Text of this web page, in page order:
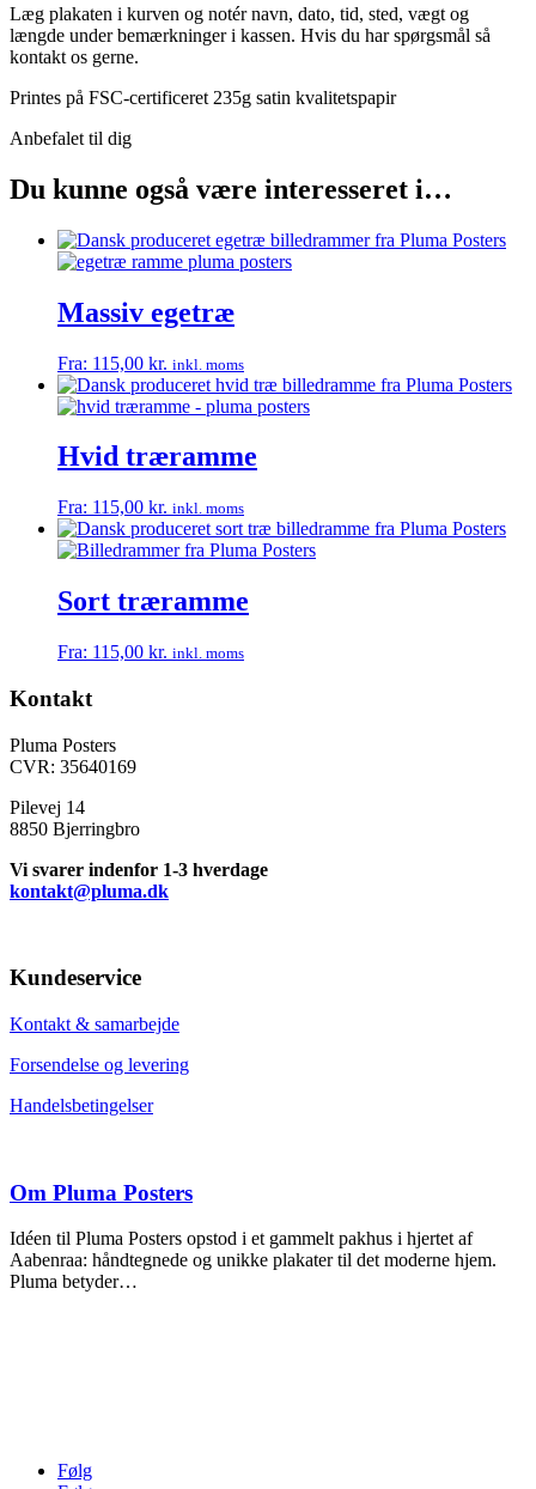
Læg plakaten i kurven og notér navn, dato, tid, sted, vægt og
længde under bemærkninger i kassen. Hvis du har spørgsmål så
kontakt os gerne.
Printes på FSC-certificeret 235g satin kvalitetspapir
Anbefalet til dig
Du kunne også være interesseret i…
Massiv egetræ
Fra: 115,00 kr. inkl. moms
Hvid træramme
Fra: 115,00 kr. inkl. moms
Sort træramme
Fra: 115,00 kr. inkl. moms
Kontakt
Pluma Posters
CVR: 35640169
Pilevej 14
8850 Bjerringbro
Vi svarer indenfor 1-3 hverdage
kontakt@pluma.dk
Kundeservice
Kontakt & samarbejde
Forsendelse og levering
Handelsbetingelser
Om Pluma Posters
Idéen til Pluma Posters opstod i et gammelt pakhus i hjertet af
Aabenraa: håndtegnede og unikke plakater til det moderne hjem.
Pluma betyder…
Følg